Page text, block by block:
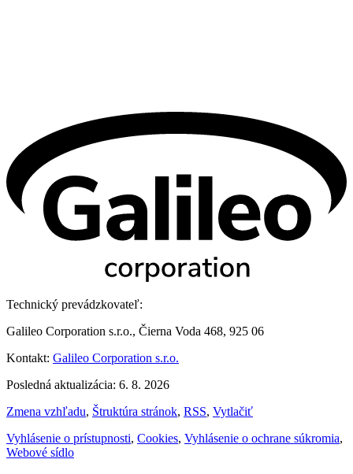
Technický prevádzkovateľ:
Galileo Corporation s.r.o., Čierna Voda 468, 925 06
Kontakt: Galileo Corporation s.r.o.
Posledná aktualizácia: 6. 8. 2026
Zmena vzhľadu, Štruktúra stránok, RSS, Vytlačiť
Vyhlásenie o prístupnosti, Cookies, Vyhlásenie o ochrane súkromia,
Webové sídlo